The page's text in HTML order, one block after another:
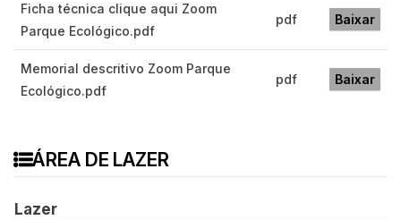
Ficha técnica clique aqui Zoom
Parque Ecológico.pdf
pdf Baixar
Memorial descritivo Zoom Parque
Ecológico.pdf
pdf Baixar
ÁREA DE LAZER
Lazer